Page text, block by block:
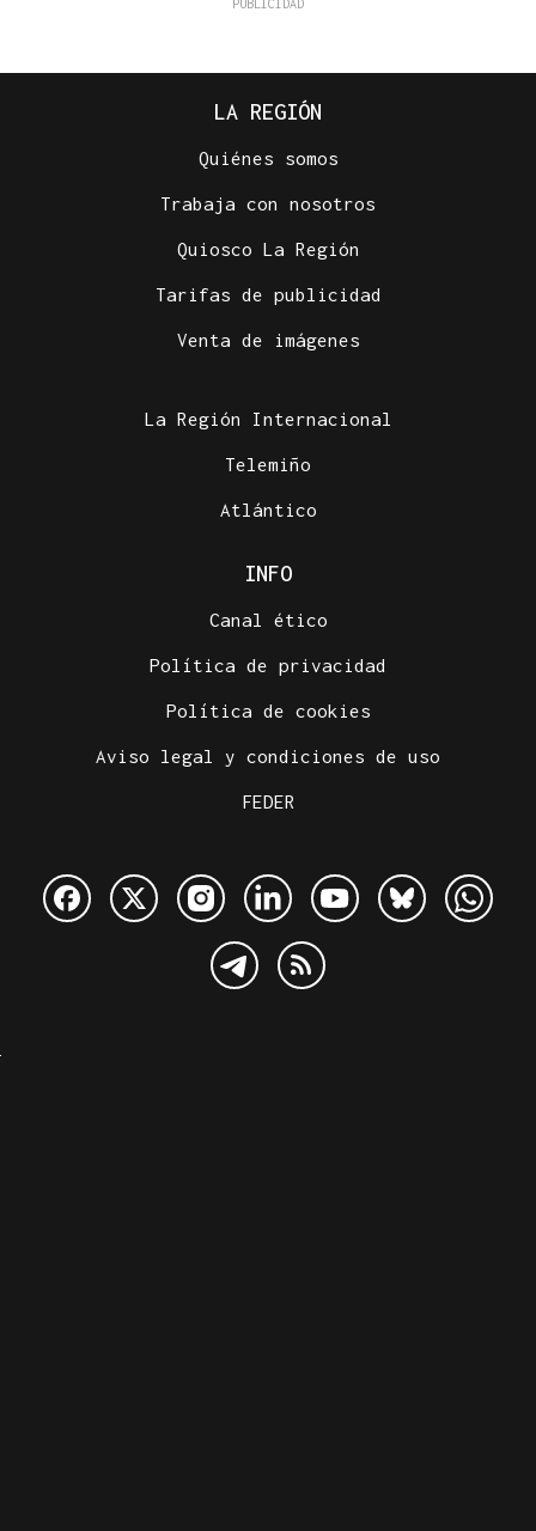
LA REGIÓN
Quiénes somos
Trabaja con nosotros
Quiosco La Región
Tarifas de publicidad
Venta de imágenes
La Región Internacional
Telemiño
Atlántico
INFO
Canal ético
Política de privacidad
Política de cookies
Aviso legal y condiciones de uso
FEDER